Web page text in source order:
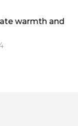
warmth and